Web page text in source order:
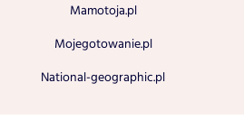
Mamotoja.pl
Mojegotowanie.pl
National-geographic.pl